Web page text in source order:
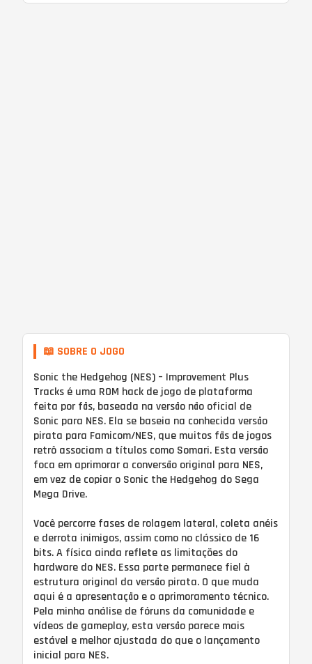
📖 SOBRE O JOGO
Sonic the Hedgehog (NES) – Improvement Plus
Tracks é uma ROM hack de jogo de plataforma
feita por fãs, baseada na versão não oficial de
Sonic para NES. Ela se baseia na conhecida versão
pirata para Famicom/NES, que muitos fãs de jogos
retrô associam a títulos como Somari. Esta versão
foca em aprimorar a conversão original para NES,
em vez de copiar o Sonic the Hedgehog do Sega
Mega Drive.
Você percorre fases de rolagem lateral, coleta anéis
e derrota inimigos, assim como no clássico de 16
bits. A física ainda reflete as limitações do
hardware do NES. Essa parte permanece fiel à
estrutura original da versão pirata. O que muda
aqui é a apresentação e o aprimoramento técnico.
Pela minha análise de fóruns da comunidade e
vídeos de gameplay, esta versão parece mais
estável e melhor ajustada do que o lançamento
inicial para NES.